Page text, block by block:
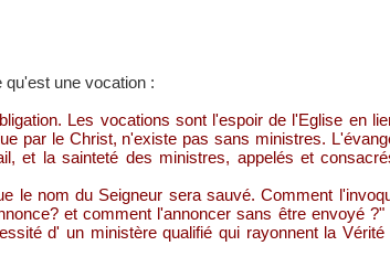
qu'est une vocation :
Les vocations sont l'espoir de l'Eglise en
par le Christ, n'existe pas sans ministres.
et la sainteté des ministres, appelés et
le nom du Seigneur sera sauvé. Comment
et comment l'annoncer sans être envoyé
d' un ministère qualifié qui rayonnent la